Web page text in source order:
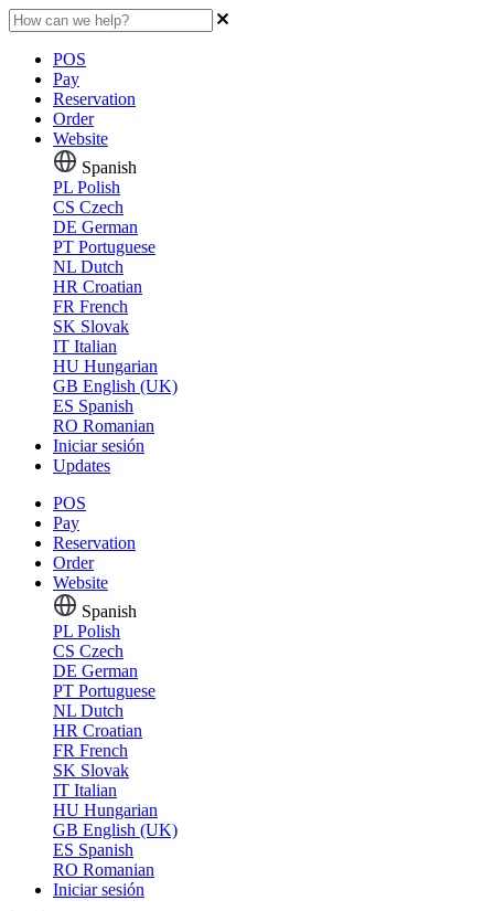
POS
Pay
Reservation
Order
Website
Spanish
PL Polish
CS Czech
DE German
PT Portuguese
NL Dutch
HR Croatian
FR French
SK Slovak
IT Italian
HU Hungarian
GB English (UK)
ES Spanish
RO Romanian
Iniciar sesión
Updates
POS
Pay
Reservation
Order
Website
Spanish
PL Polish
CS Czech
DE German
PT Portuguese
NL Dutch
HR Croatian
FR French
SK Slovak
IT Italian
HU Hungarian
GB English (UK)
ES Spanish
RO Romanian
Iniciar sesión